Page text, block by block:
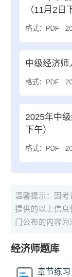
（11月2日
格式：PDF
中级经济师
格式：PDF
2025年中
下午）
格式：PDF
温馨提示：因
提供的以上信
门公布的内容为
经济师题库
章节练习